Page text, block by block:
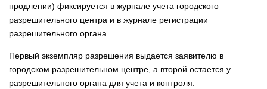
продлении) фиксируется в журнале учета городского
разрешительного центра и в журнале регистрации
разрешительного органа.
Первый экземпляр разрешения выдается заявителю в
городском разрешительном центре, а второй остается у
разрешительного органа для учета и контроля.